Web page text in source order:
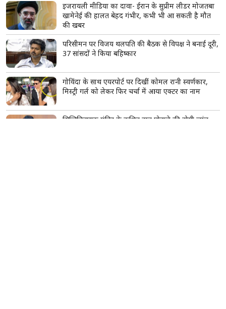
इजरायली मीडिया का दावा- ईरान के सुप्रीम लीडर मोजतबा
खामेनेई की हालत बेहद गंभीर, कभी भी आ सकती है मौत
की खबर
परिसीमन पर विजय थलपति की बैठक से विपक्ष ने बनाई दूरी,
37 सांसदों ने किया बहिष्कार
गोविंदा के साथ एयरपोर्ट पर दिखीं कोमल रानी स्वर्णकार,
मिस्ट्री गर्ल को लेकर फिर चर्चा में आया एक्टर का नाम
सिद्धिविनायक मंदिर के कथित दान घोटाले की होगी जांच,